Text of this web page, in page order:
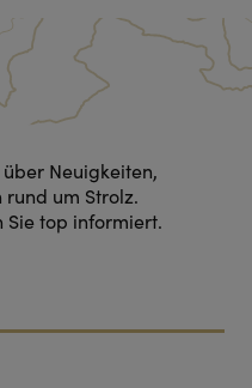
Neuigkeiten,
um Strolz.
Sie top informiert.